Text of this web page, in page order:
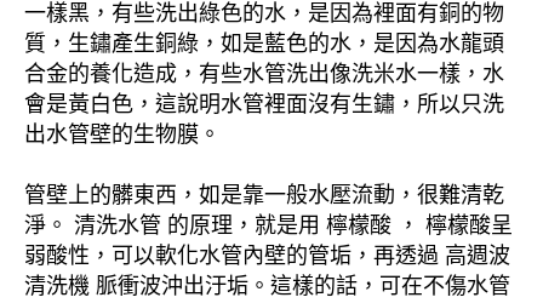
一樣黑，有些洗出綠色的水，是因為裡面有銅的物
質，生鏽產生銅綠，如是藍色的水，是因為水龍頭
合金的養化造成，有些水管洗出像洗米水一樣，水
會是黃白色，這說明水管裡面沒有生鏽，所以只洗
出水管壁的生物膜。
管壁上的髒東西，如是靠一般水壓流動，很難清乾
淨。 清洗水管 的原理，就是用 檸檬酸 ， 檸檬酸呈
弱酸性，可以軟化水管內壁的管垢，再透過 高週波
清洗機 脈衝波沖出汙垢。這樣的話，可在不傷水管